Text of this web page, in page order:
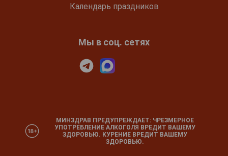
Календарь праздников
Мы в соц. сетях
МИНЗДРАВ ПРЕДУПРЕЖДАЕТ: ЧРЕЗМЕРНОЕ
УПОТРЕБЛЕНИЕ АЛКОГОЛЯ ВРЕДИТ ВАШЕМУ
ЗДОРОВЬЮ. КУРЕНИЕ ВРЕДИТ ВАШЕМУ
ЗДОРОВЬЮ.